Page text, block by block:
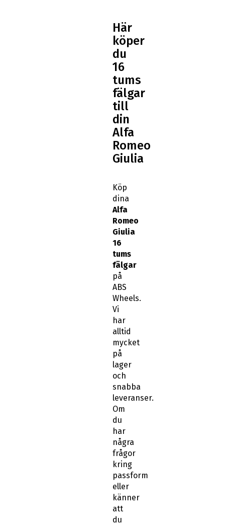
Här
köper
du
16
tums
fälgar
till
din
Alfa
Romeo
Giulia
Köp
dina
Alfa
Romeo
Giulia
16
tums
fälgar
på
ABS
Wheels.
Vi
har
alltid
mycket
på
lager
och
snabba
leveranser.
Om
du
har
några
frågor
kring
passform
eller
känner
att
du